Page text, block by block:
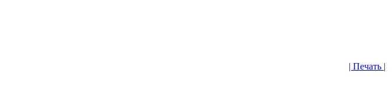
| Печать |